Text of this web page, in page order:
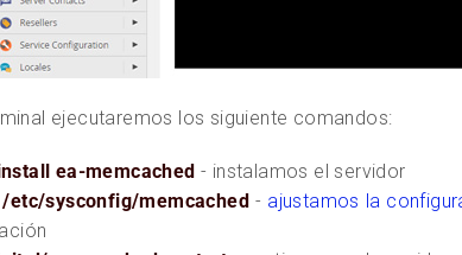
ejecutaremos los siguiente comandos:
ea-memcached - instalamos el servidor
etc/sysconfig/memcached - ajustamos la